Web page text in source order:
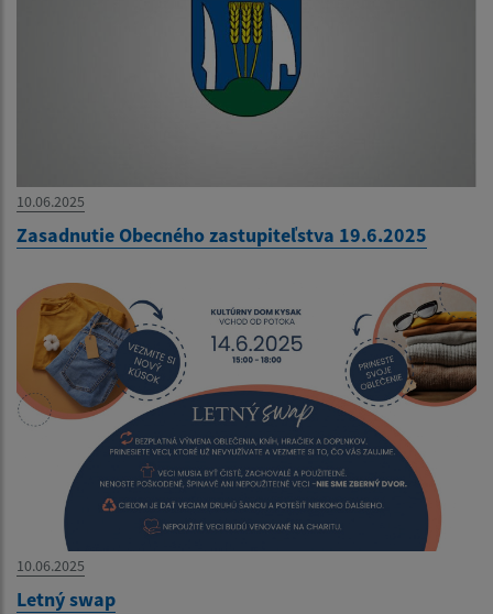
10.06.2025
Zasadnutie Obecného zastupiteľstva 19.6.2025
10.06.2025
Letný swap